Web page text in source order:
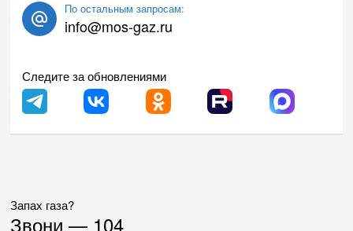
По остальным запросам:
info@mos-gaz.ru
Следите за обновлениями
Запах газа?
Звони — 104